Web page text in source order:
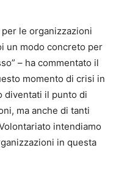
le organizzazioni
un modo concreto per
– ha commentato il
momento di crisi in
diventati il punto di
ma anche di tanti
intendiamo
in questa